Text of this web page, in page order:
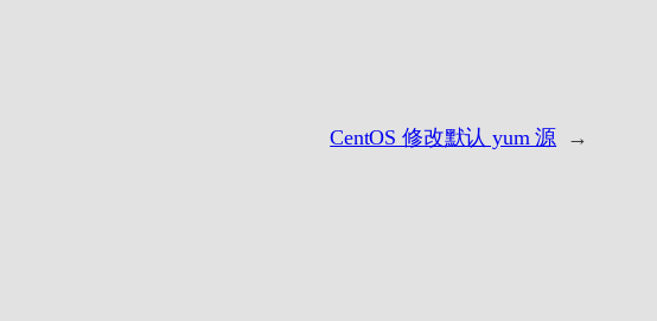
CentOS 修改默认 yum 源 →